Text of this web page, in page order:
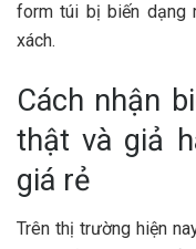
form túi bị biến dạng
xách.
Cách nhận
thật và giả
giá rẻ
Trên thị trường hiện